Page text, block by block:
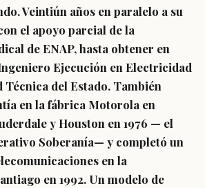
Veintiún años en paralelo a su
el apoyo parcial de la
de ENAP, hasta obtener en
Ejecución en Electricidad
Técnica del Estado. También
en la fábrica Motorola en
y Houston en 1976 — el
Soberanía— y completó un
en la
en 1992. Un modelo de